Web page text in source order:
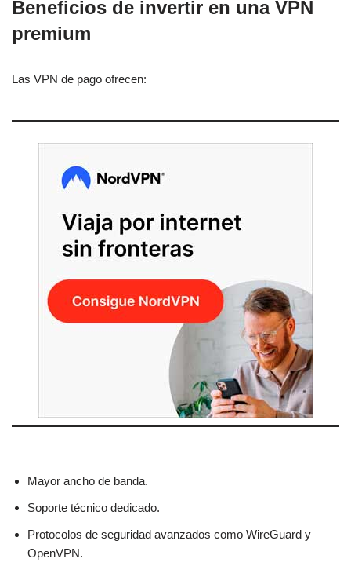
Beneficios de invertir en una VPN
premium
Las VPN de pago ofrecen:
Mayor ancho de banda.
Soporte técnico dedicado.
Protocolos de seguridad avanzados como WireGuard y
OpenVPN.